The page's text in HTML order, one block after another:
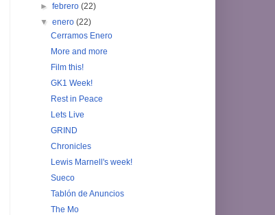
►febrero(22)
▼enero(22)
Cerramos Enero
More and more
Film this!
GK1 Week!
Rest in Peace
Lets Live
GRIND
Chronicles
Lewis Marnell's week!
Sueco
Tablón de Anuncios
The Mo